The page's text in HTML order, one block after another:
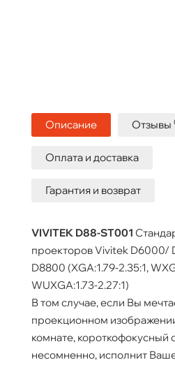
Описание Отзывы
Оплата и доставка
Гарантия и возврат
VIVITEK D88-ST001
проекторов Vivitek
D8800 (XGA:1.79-2.35:1,
WUXGA:1.73-2.27:1)
В том случае, если Вы
проекционном
комнате, короткофокусный
несомненно, исполнит